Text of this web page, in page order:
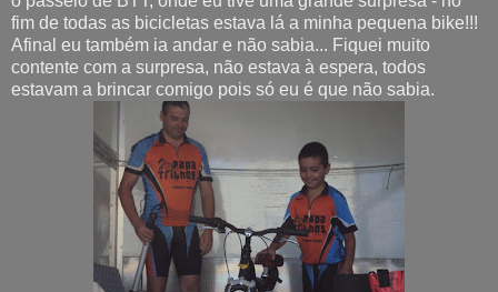
fim de todas as bicicletas estava lá a minha pequena bike!!!
Afinal eu também ia andar e não sabia... Fiquei muito
contente com a surpresa, não estava à espera, todos
estavam a brincar comigo pois só eu é que não sabia.